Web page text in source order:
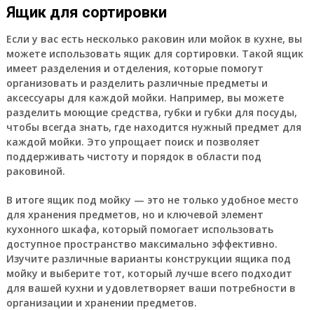
Ящик для сортировки
Если у вас есть несколько раковин или мойок в кухне, вы
можете использовать ящик для сортировки. Такой ящик
имеет разделения и отделения, которые помогут
организовать и разделить различные предметы и
аксессуары для каждой мойки. Например, вы можете
разделить моющие средства, губки и губки для посуды,
чтобы всегда знать, где находится нужный предмет для
каждой мойки. Это упрощает поиск и позволяет
поддерживать чистоту и порядок в области под
раковиной.
В итоге ящик под мойку — это не только удобное место
для хранения предметов, но и ключевой элемент
кухонного шкафа, который помогает использовать
доступное пространство максимально эффективно.
Изучите различные варианты конструкции ящика под
мойку и выберите тот, который лучше всего подходит
для вашей кухни и удовлетворяет ваши потребности в
организации и хранении предметов.